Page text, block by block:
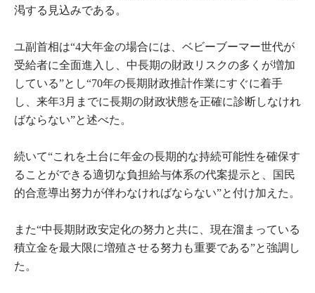
渇する見込みである。
ユ副首相は“4大年金の場合には、ベビーブーマー世代が
受給者に全面進入し、中長期の財政リスクの多くが増加
している”とし“70年の長期財政推計作業にすぐに着手
し、来年3月までに長期の財政状態を正確に診断しなけれ
ばならない”と述べた。
続いて“これを土台に年金の長期的な持続可能性を確保す
ることができる適切な負担給与体系の代案提示と、国民
的合意導出努力が伴わなければならない”と付け加えた。
また“中長期財政安定化の努力と共に、現在溜まっている
積立金を最大限に増殖させる努力も重要である”と強調し
た。